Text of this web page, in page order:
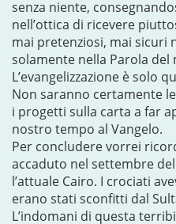
senza niente,
nell’ottica di ricevere
mai pretenziosi, mai sicuri
solamente nella Parola del
L’evangelizzazione è solo
Non saranno certamente
i progetti sulla carta a far
nostro tempo al Vangelo.
Per concludere vorrei
accaduto nel settembre
l’attuale Cairo. I crociati
erano stati sconfitti dal
L’indomani di questa